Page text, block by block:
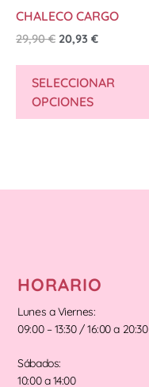
CHALECO CARGO
29,90€ 20,93 €
SELECCIONAR
OPCIONES
HORARIO
Lunes a Viernes:
09:00 – 13:30 / 16:00 a 20:30
Sábados:
10:00 a 14:00